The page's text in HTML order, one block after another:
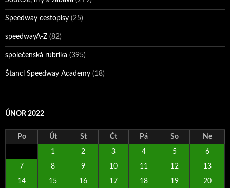
Speedway cestopisy (25)
speedwayA-Z (82)
společenská rubrika (395)
Štancl Speedway Academy (18)
ÚNOR 2022
Po Út St Čt Pá So Ne
1 2 3 4 5 6
7 8 9 10 11 12 13
14 15 16 17 18 19 20